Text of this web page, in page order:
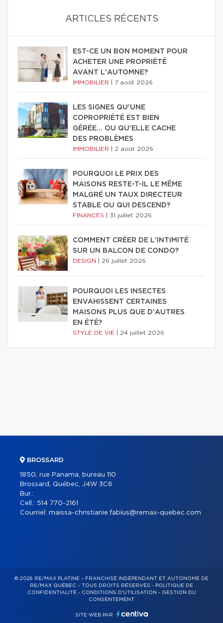
ARTICLES RÉCENTS
EST-CE UN BON MOMENT POUR
ACHETER UNE PROPRIÉTÉ
AVANT L'AUTOMNE?
IMMOBILIER 7 août 2026
LES SIGNES QU'UNE
COPROPRIÉTÉ EST BIEN
GÉRÉE… OU QU'ELLE CACHE
DES PROBLÈMES
IMMOBILIER 2 août 2026
POURQUOI LE PRIX DES
MAISONS RESTE-T-IL LE MÊME
MALGRÉ UN TAUX DIRECTEUR
STABLE OU QUI DESCEND?
FINANCES 31 juillet 2026
COMMENT CRÉER DE L'INTIMITÉ
SUR UN BALCON DE CONDO?
DESIGN 26 juillet 2026
POURQUOI LES INSECTES
ENVAHISSENT CERTAINES
MAISONS PLUS QUE D'AUTRES
EN ÉTÉ?
STYLE DE VIE 24 juillet 2026
BROSSARD
1850, rue Panama, bureau 110
Brossard, Québec, J4W 3C6
Bur.:
Cell.: 514 770-2161
Courriel: maissa-christianie.fabius@remax-quebec.com
© 2026 RE/MAX PLATINE – FRANCHISÉ INDÉPENDANT ET AUTONOME DE
RE/MAX QUÉBEC – TOUS DROITS RÉSERVÉS - POLITIQUE DE
CONFIDENTIALITÉ- CONDITIONS D'UTILISATION - GESTION DU
CONSENTEMENT
SITE WEB PAR